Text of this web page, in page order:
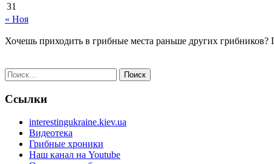
31
« Ноя
Хочешь приходить в грибные места раньше других
Найти:
Ссылки
interestingukraine.kiev.ua
Видеотека
Грибные хроники
Наш канал на Youtube